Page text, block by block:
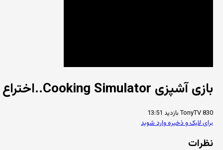
بازی آشپزی Cooking Simulator..اختراع بهترین پیتزا قرن!!
TonyTV830 بازدید
13:51
برای لایک و ذخیره وارد شوید
نظرات